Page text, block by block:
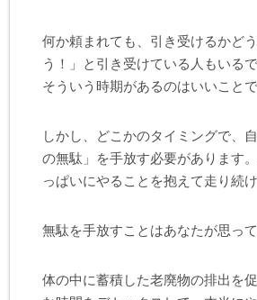
何か頼まれても、引き受けるかど
う！」と引き受けている人もいる
そういう時期があるのはいいことで
しかし、どこかのタイミングで、
の無駄」を手放す必要があります
っぱいにやることを抱えて走り続
無駄を手放すことはあなたが思っ
体の中に蓄積した老廃物の排出を